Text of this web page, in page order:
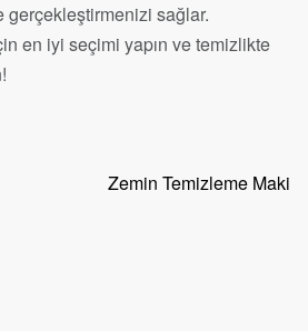
sağlar.
en iyi seçimi yapın ve temizlikte
Zemin Temizleme